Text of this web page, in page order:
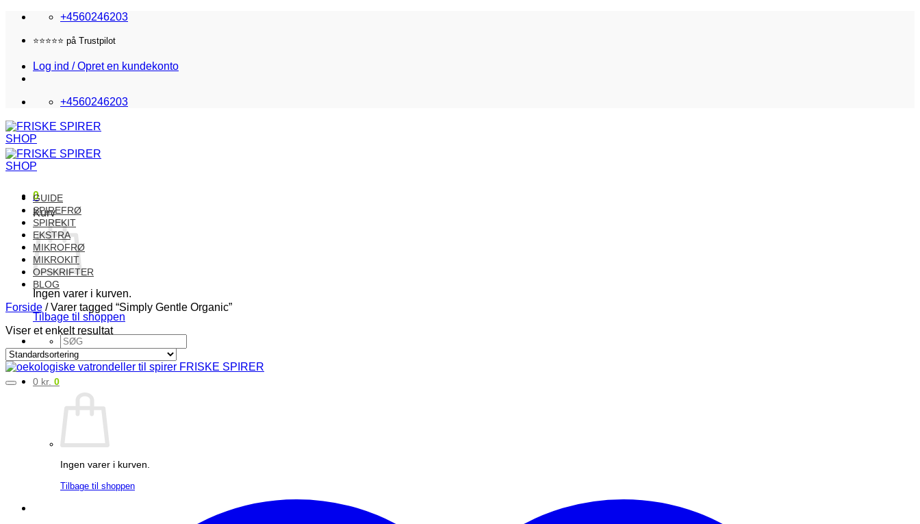
Fortsæt
indhold
+4560246203
Fri fragt i DK over 870,-
Log ind / Opret en kundekonto
+4560246203
0
Kurv
Ingen varer i kurven.
Tilbage til shoppen
Søg
efter:
0 kr. 0
Ingen varer i kurven.
Tilbage til shoppen
GUIDE
SPIREFRØ
SPIREKIT
EKSTRA
MIKROFRØ
MIKROKIT
OPSKRIFTER
BLOG
Forside /Varer tagged “Simply Gentle Organic”
Viser et enkelt resultat